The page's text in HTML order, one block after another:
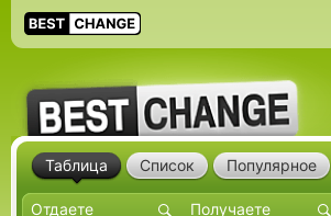
Таблица Список Популярное